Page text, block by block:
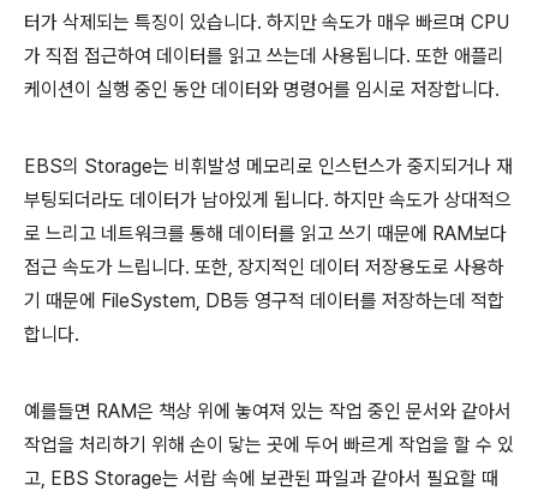
터가 삭제되는 특징이 있습니다. 하지만 속도가 매우 빠르며 CPU
가 직접 접근하여 데이터를 읽고 쓰는데 사용됩니다. 또한 애플리
케이션이 실행 중인 동안 데이터와 명령어를 임시로 저장합니다.
EBS의 Storage는 비휘발성 메모리로 인스턴스가 중지되거나 재
부팅되더라도 데이터가 남아있게 됩니다. 하지만 속도가 상대적으
로 느리고 네트워크를 통해 데이터를 읽고 쓰기 때문에 RAM보다
접근 속도가 느립니다. 또한, 장지적인 데이터 저장용도로 사용하
기 때문에 FileSystem, DB등 영구적 데이터를 저장하는데 적합
합니다.
예를들면 RAM은 책상 위에 놓여져 있는 작업 중인 문서와 같아서
작업을 처리하기 위해 손이 닿는 곳에 두어 빠르게 작업을 할 수 있
고, EBS Storage는 서랍 속에 보관된 파일과 같아서 필요할 때